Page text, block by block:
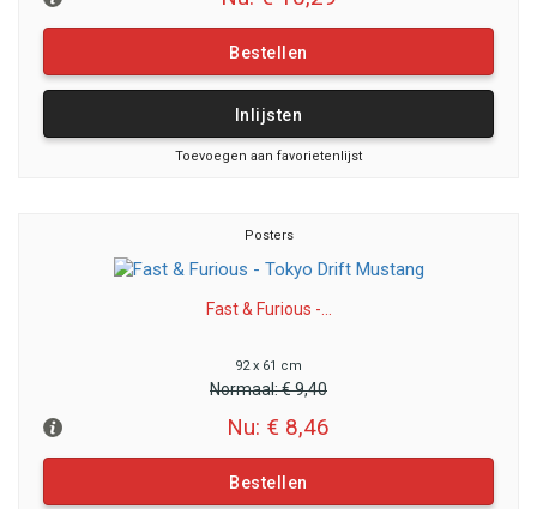
Bestellen
Inlijsten
Toevoegen aan favorietenlijst
Posters
Fast & Furious -...
92 x 61 cm
Normaal:€ 9,40
Nu: € 8,46
Bestellen